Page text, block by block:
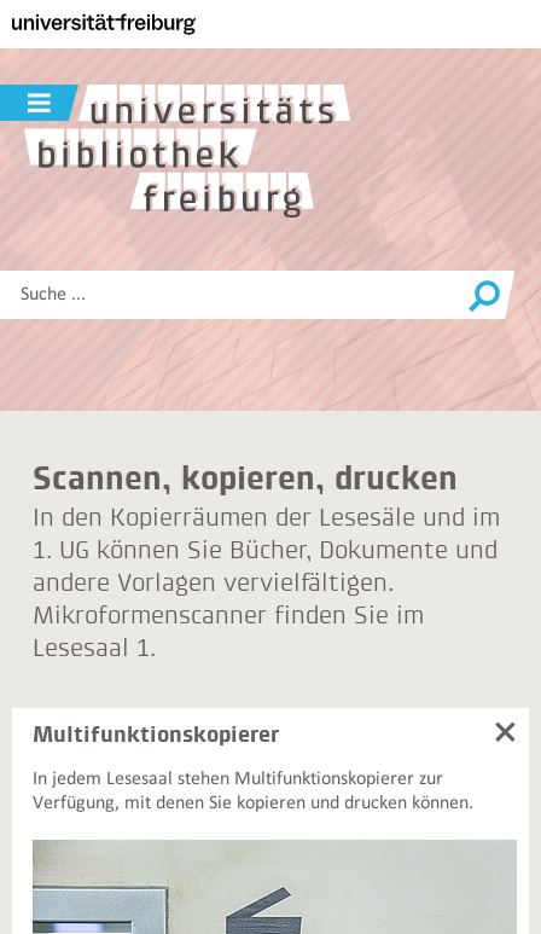
Hauptnavigation
Seite
Zum
Hauptinhalt
dieser
Navigation
ein-
/
ausblenden
Website
Scannen, kopieren, drucken
In den Kopierräumen der Lesesäle und im
1. UG können Sie Bücher, Dokumente und
andere Vorlagen vervielfältigen.
Mikroformenscanner finden Sie im
Lesesaal 1.
Multifunktionskopierer
In jedem Lesesaal stehen Multifunktionskopierer zur
Verfügung, mit denen Sie kopieren und drucken können.